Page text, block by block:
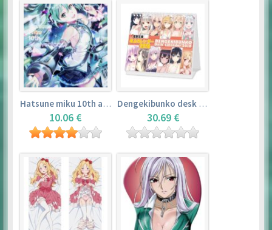
Hatsune miku 10th anniversary book
10.06 €
Dengekibunko desk calendar 2018
30.69 €